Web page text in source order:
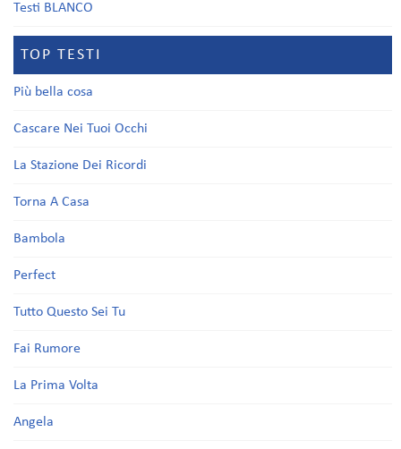
Testi BLANCO
TOP TESTI
Più bella cosa
Cascare Nei Tuoi Occhi
La Stazione Dei Ricordi
Torna A Casa
Bambola
Perfect
Tutto Questo Sei Tu
Fai Rumore
La Prima Volta
Angela